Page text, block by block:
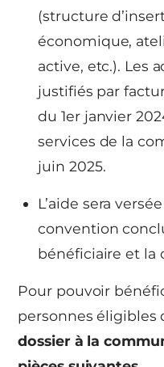
(structure
économique,
active, etc.). Les
justifiés par
du 1er janvier
services de la
juin 2025.
L’aide sera
convention
bénéficiaire et la
Pour pouvoir
personnes éligibles
dossier à la